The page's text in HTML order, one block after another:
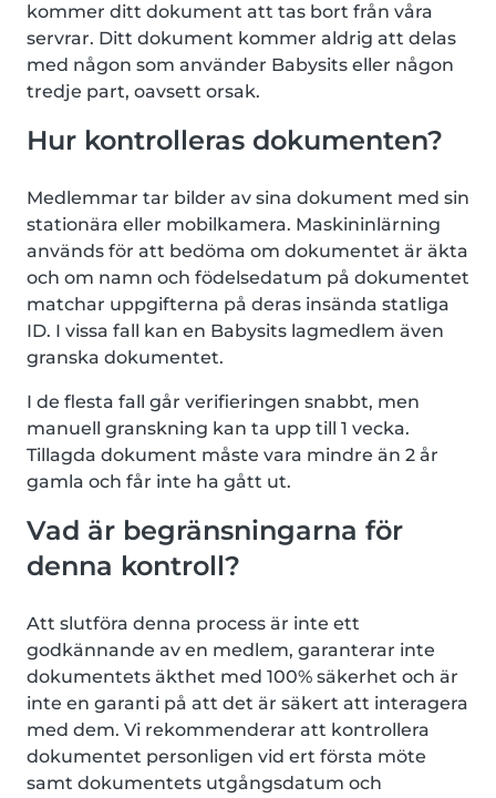
kommer ditt dokument att tas bort från våra
servrar. Ditt dokument kommer aldrig att delas
med någon som använder Babysits eller någon
tredje part, oavsett orsak.
Hur kontrolleras dokumenten?
Medlemmar tar bilder av sina dokument med sin
stationära eller mobilkamera. Maskininlärning
används för att bedöma om dokumentet är äkta
och om namn och födelsedatum på dokumentet
matchar uppgifterna på deras insända statliga
ID. I vissa fall kan en Babysits lagmedlem även
granska dokumentet.
I de flesta fall går verifieringen snabbt, men
manuell granskning kan ta upp till 1 vecka.
Tillagda dokument måste vara mindre än 2 år
gamla och får inte ha gått ut.
Vad är begränsningarna för
denna kontroll?
Att slutföra denna process är inte ett
godkännande av en medlem, garanterar inte
dokumentets äkthet med 100% säkerhet och är
inte en garanti på att det är säkert att interagera
med dem. Vi rekommenderar att kontrollera
dokumentet personligen vid ert första möte
samt dokumentets utgångsdatum och